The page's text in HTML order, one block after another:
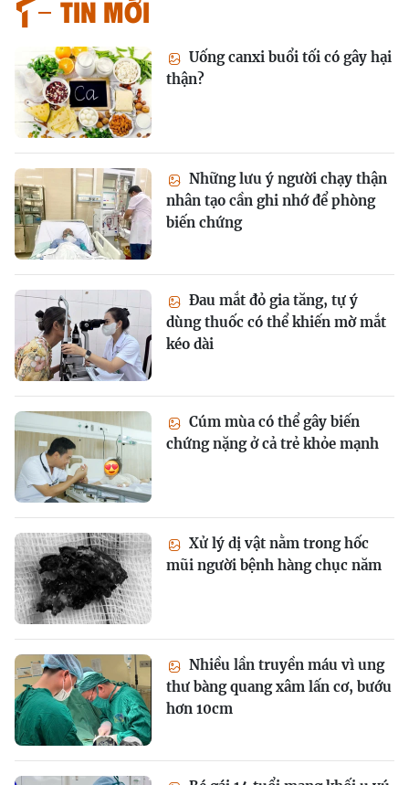
Tin mới
Uống canxi buổi tối có gây hại
thận?
Những lưu ý người chạy thận
nhân tạo cần ghi nhớ để phòng
biến chứng
Đau mắt đỏ gia tăng, tự ý
dùng thuốc có thể khiến mờ mắt
kéo dài
Cúm mùa có thể gây biến
chứng nặng ở cả trẻ khỏe mạnh
Xử lý dị vật nằm trong hốc
mũi người bệnh hàng chục năm
Nhiều lần truyền máu vì ung
thư bàng quang xâm lấn cơ, bướu
hơn 10cm